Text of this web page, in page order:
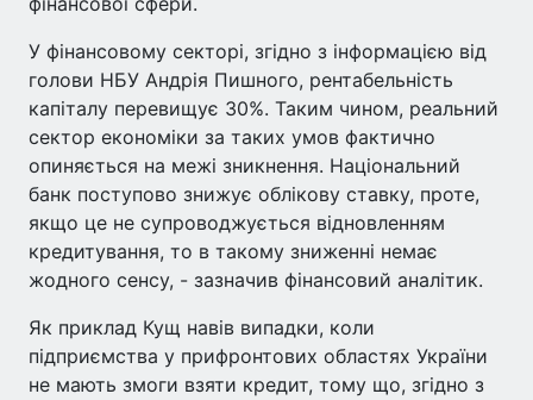
У фінансовому секторі, згідно з інформацією від
голови НБУ Андрія Пишного, рентабельність
капіталу перевищує 30%. Таким чином, реальний
сектор економіки за таких умов фактично
опиняється на межі зникнення. Національний
банк поступово знижує облікову ставку, проте,
якщо це не супроводжується відновленням
кредитування, то в такому зниженні немає
жодного сенсу, - зазначив фінансовий аналітик.
Як приклад Кущ навів випадки, коли
підприємства у прифронтових областях України
не мають змоги взяти кредит, тому що, згідно з